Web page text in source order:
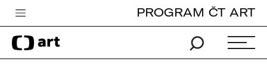
Česká televize
Zpravodajství
PROGRAM ČT ART